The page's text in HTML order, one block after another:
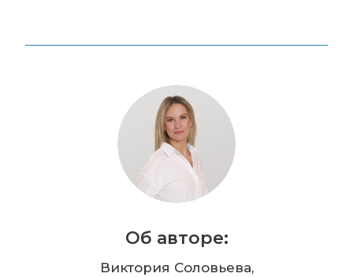
Об авторе:
Виктория Соловьева,